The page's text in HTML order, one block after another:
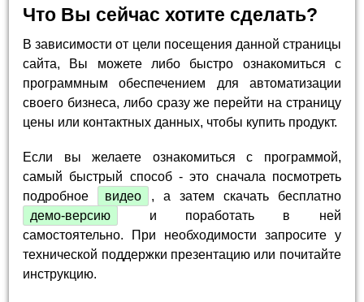
Что Вы сейчас хотите сделать?
В зависимости от цели посещения данной страницы
сайта, Вы можете либо быстро ознакомиться с
программным обеспечением для автоматизации
своего бизнеса, либо сразу же перейти на страницу
цены или контактных данных, чтобы купить продукт.
Если вы желаете ознакомиться с программой,
самый быстрый способ - это сначала посмотреть
подробное
видео
, а затем скачать бесплатно
демо-версию
и поработать в ней
самостоятельно. При необходимости запросите у
технической поддержки презентацию или почитайте
инструкцию.